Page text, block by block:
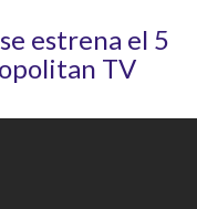
estrena el 5
TV